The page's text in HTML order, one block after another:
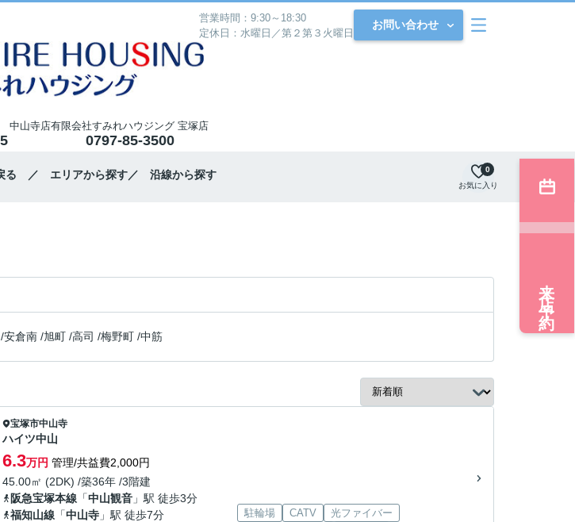
営業時間：9:30～18:30
定休日：水曜日／第２第３火曜日
お問い合わせ
中山寺店有限会社すみれハウジング 宝塚店
0797-85-3500
る ／ エリアから探す／ 沿線から探す
お気に入り
0
/安倉南 /旭町 /高司 /梅野町 /中筋
宝塚市中山寺
ハイツ中山
6.3万円 管理/共益費2,000円
45.00㎡ (2DK) /築36年 /3階建
阪急宝塚本線 「中山観音 」駅 徒歩3分
福知山線 「中山寺 」駅 徒歩7分
駐輪場 CATV
光ファイバー
来店予約